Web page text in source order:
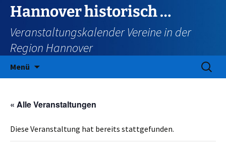
Zum
Inhalt
springen
Hannover historisch …
Veranstaltungskalender Vereine in der
Region Hannover
Menü
Suchen
nach:
« Alle Veranstaltungen
Diese Veranstaltung hat bereits stattgefunden.